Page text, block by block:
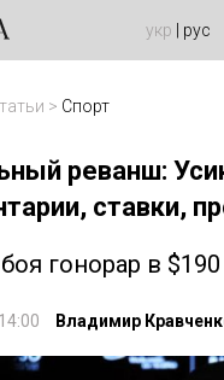
укр рус
> Спорт
реванш:
ставки,
гонорар в
Владимир